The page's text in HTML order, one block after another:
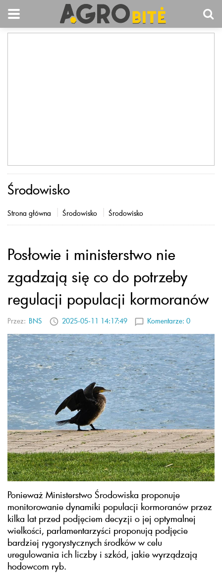
Środowisko
Strona główna Środowisko Środowisko
Posłowie i ministerstwo nie
zgadzają się co do potrzeby
regulacji populacji kormoranów
Przez: BNS 2025-05-11 14:17:49 Komentarze: 0
Ponieważ Ministerstwo Środowiska proponuje
monitorowanie dynamiki populacji kormoranów przez
kilka lat przed podjęciem decyzji o jej optymalnej
wielkości, parlamentarzyści proponują podjęcie
bardziej rygorystycznych środków w celu
uregulowania ich liczby i szkód, jakie wyrządzają
hodowcom ryb.